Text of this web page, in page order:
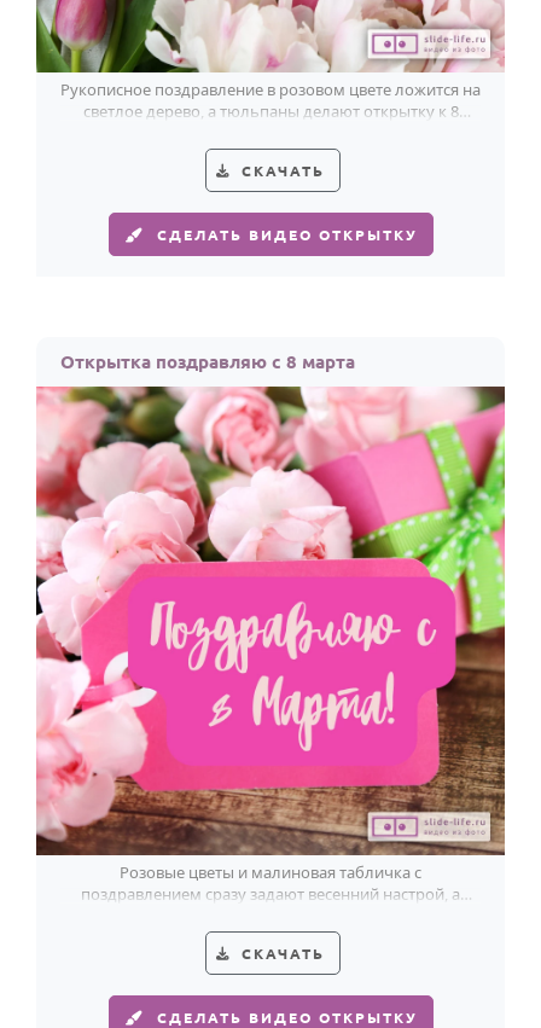
По годам
Рукописное поздравление в розовом цвете ложится на
светлое дерево, а тюльпаны делают открытку к 8
СКАЧАТЬ
СДЕЛАТЬ ВИДЕО ОТКРЫТКУ
Открытка поздравляю с 8 марта
Розовые цветы и малиновая табличка с
поздравлением сразу задают весенний настрой, а
СКАЧАТЬ
СДЕЛАТЬ ВИДЕО ОТКРЫТКУ